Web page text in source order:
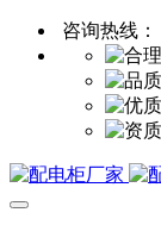
咨询热线：